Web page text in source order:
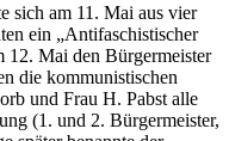
sich am 11. Mai aus vier
ein „Antifaschistischer
12. Mai den Bürgermeister
die kommunistischen
und Frau H. Pabst alle
(1. und 2. Bürgermeister,